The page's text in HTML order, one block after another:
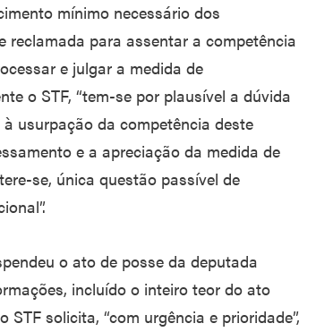
mínimo necessário dos
para assentar a competência
e julgar a medida de
o STF, “tem-se por plausível a dúvida
usurpação da competência deste
e a apreciação da medida de
se, única questão passível de
o ato de posse da deputada
incluído o inteiro teor do ato
STF solicita, “com urgência e prioridade”,